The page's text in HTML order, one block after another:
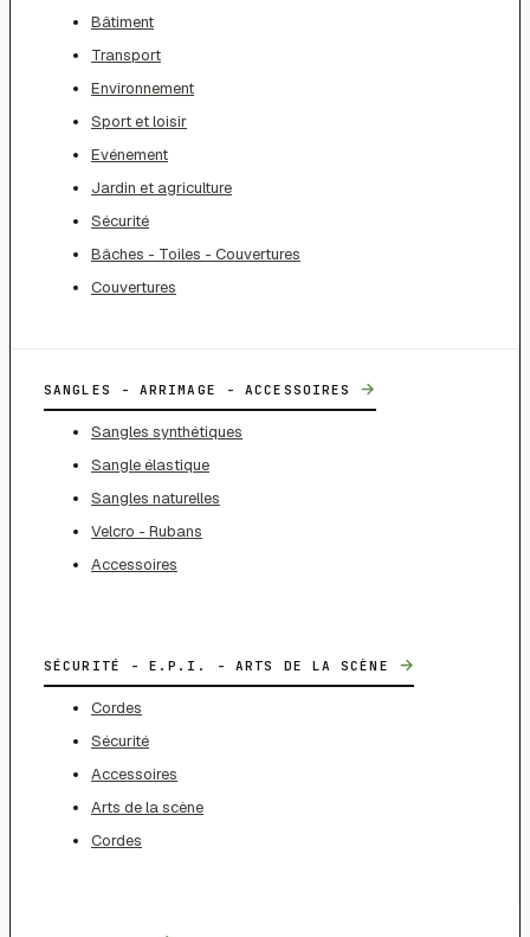
Bâtiment
Transport
Environnement
Sport et loisir
Evénement
Jardin et agriculture
Sécurité
Bâches - Toiles - Couvertures
Couvertures
SANGLES - ARRIMAGE - ACCESSOIRES →
Sangles synthétiques
Sangle élastique
Sangles naturelles
Velcro - Rubans
Accessoires
SÉCURITÉ - E.P.I. - ARTS DE LA SCÈNE →
Cordes
Sécurité
Accessoires
Arts de la scène
Cordes